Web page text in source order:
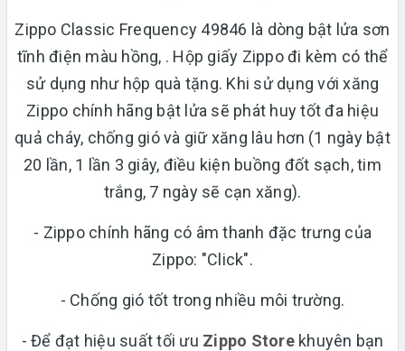
Zippo Classic Frequency 49846 là dòng bật lửa sơn
tĩnh điện màu hồng, . Hộp giấy Zippo đi kèm có thể
sử dụng như hộp quà tặng. Khi sử dụng với xăng
Zippo chính hãng bật lửa sẽ phát huy tốt đa hiệu
quả cháy, chống gió và giữ xăng lâu hơn (1 ngày bật
20 lần, 1 lần 3 giây, điều kiện buồng đốt sạch, tim
trắng, 7 ngày sẽ cạn xăng).
- Zippo chính hãng có âm thanh đặc trưng của
Zippo: "Click".
- Chống gió tốt trong nhiều môi trường.
- Để đạt hiệu suất tối ưu Zippo Storekhuyên bạn